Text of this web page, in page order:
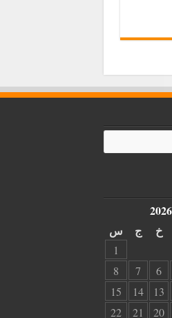
خ ج س
1
6
7
8
13
14
15
20
21
22